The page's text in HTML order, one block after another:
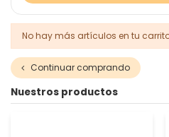
No hay más artículos en tu
Continuar comprando
Nuestros productos